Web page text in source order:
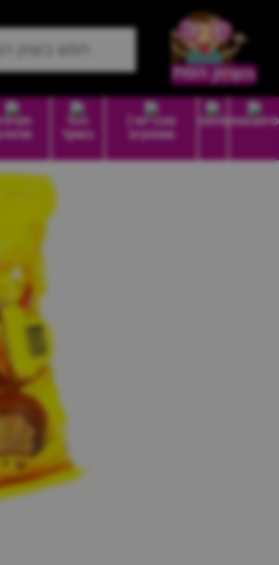
סיטונאותמזווה
סוכריות |
ממתקים
הכל
בשקל